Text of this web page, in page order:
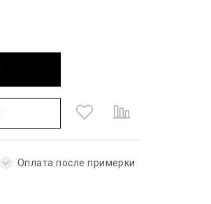
Оплата после примерки